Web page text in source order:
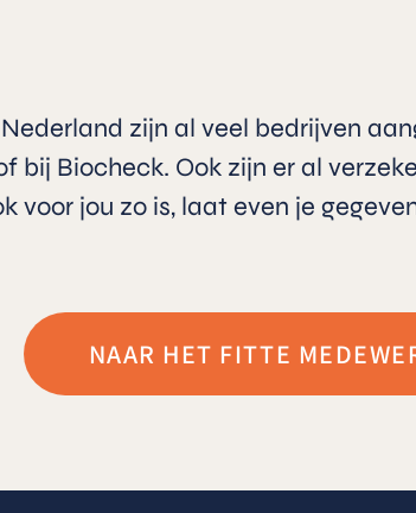
zijn al veel bedrijven
bij Biocheck. Ook zijn er al
voor jou zo is, laat even je
NAAR HET FITTE